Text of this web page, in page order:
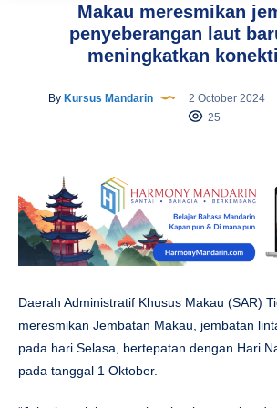
Makau meresmikan
penyeberangan laut
meningkatkan
ByKursus Mandarin 2 October 2024
25
Daerah Administratif Khusus Makau (SAR)
meresmikan Jembatan Makau, jembatan
pada hari Selasa, bertepatan dengan Hari
pada tanggal 1 Oktober.